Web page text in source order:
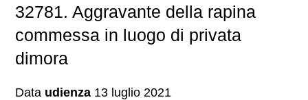
32781. Aggravante della rapina
commessa in luogo di privata
dimora
Data udienza 13 luglio 2021